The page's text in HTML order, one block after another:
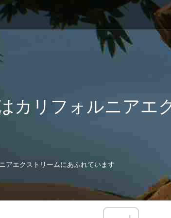
カリフォルニアエ
アエクストリームにあふれています